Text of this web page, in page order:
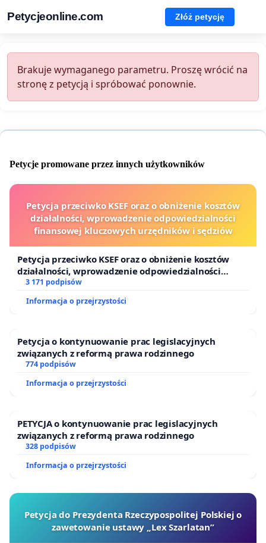
Petycjeonline.com Złóż petycję
Brakuje wymaganego parametru. Proszę wrócić na
stronę z petycją i spróbować ponownie.
Petycje promowane przez innych użytkowników
Petycja przeciwko KSEF oraz o obniżenie kosztów
działalności, wprowadzenie odpowiedzialności
finansowej kluczowych urzędników i sędziów
Petycja przeciwko KSEF oraz o obniżenie kosztów
działalności, wprowadzenie odpowiedzialności
finansowej kluczowych urzędników i sędziów
3 171 podpisów
Informacja o przejrzystości
Petycja o kontynuowanie prac legislacyjnych
związanych z reformą prawa rodzinnego
774 podpisów
Informacja o przejrzystości
PETYCJA o kontynuowanie prac legislacyjnych
związanych z reformą prawa rodzinnego
328 podpisów
Informacja o przejrzystości
Petycja do Prezydenta Rzeczypospolitej Polskiej o
zawetowanie ustawy „Lex Szarlatan”